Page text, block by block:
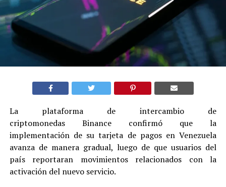
La plataforma de intercambio de
criptomonedas Binance confirmó que la
implementación de su tarjeta de pagos en Venezuela
avanza de manera gradual, luego de que usuarios del
país reportaran movimientos relacionados con la
activación del nuevo servicio.